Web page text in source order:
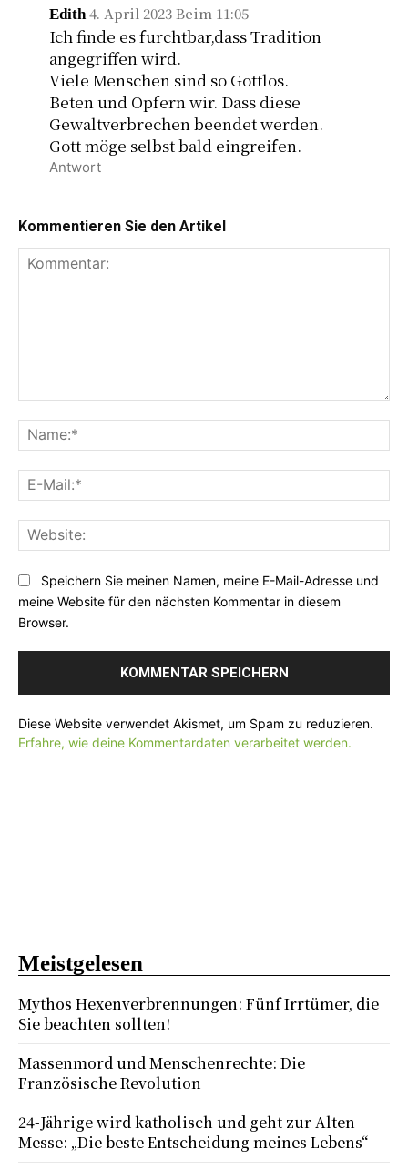
Edith 4. April 2023 Beim 11:05
Ich finde es furchtbar,dass Tradition
angegriffen wird.
Viele Menschen sind so Gottlos.
Beten und Opfern wir. Dass diese
Gewaltverbrechen beendet werden.
Gott möge selbst bald eingreifen.
Antwort
Kommentieren Sie den Artikel
m
m
n
t
:
a
m
:
*
-
M
ie
Speichern Sie meinen Namen, meine E-Mail-Adresse und
meine Website für den nächsten Kommentar in diesem
Browser.
Diese Website verwendet Akismet, um Spam zu reduzieren.
Erfahre, wie deine Kommentardaten verarbeitet werden.
Meistgelesen
Mythos Hexenverbrennungen: Fünf Irrtümer, die
Sie beachten sollten!
Massenmord und Menschenrechte: Die
Französische Revolution
24-Jährige wird katholisch und geht zur Alten
Messe: „Die beste Entscheidung meines Lebens“